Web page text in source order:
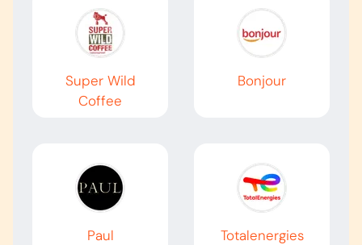
Super Wild
Coffee
Bonjour
Paul Totalenergies